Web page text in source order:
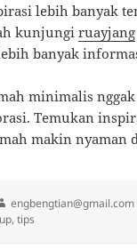
lebih banyak
kunjungiruayjang
banyak
minimalis
Temukan
makin nyaman
Author
engbengtian@gmail.com
,tips